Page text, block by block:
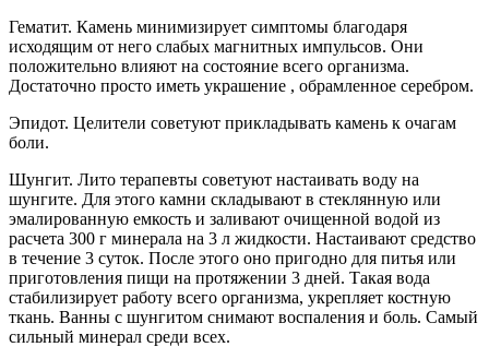
Гематит. Камень минимизирует симптомы благодаря
исходящим от него слабых магнитных импульсов. Они
положительно влияют на состояние всего организма.
Достаточно просто иметь украшение , обрамленное серебром.
Эпидот. Целители советуют прикладывать камень к очагам
боли.
Шунгит. Лито терапевты советуют настаивать воду на
шунгите. Для этого камни складывают в стеклянную или
эмалированную емкость и заливают очищенной водой из
расчета 300 г минерала на 3 л жидкости. Настаивают средство
в течение 3 суток. После этого оно пригодно для питья или
приготовления пищи на протяжении 3 дней. Такая вода
стабилизирует работу всего организма, укрепляет костную
ткань. Ванны с шунгитом снимают воспаления и боль. Самый
сильный минерал среди всех.